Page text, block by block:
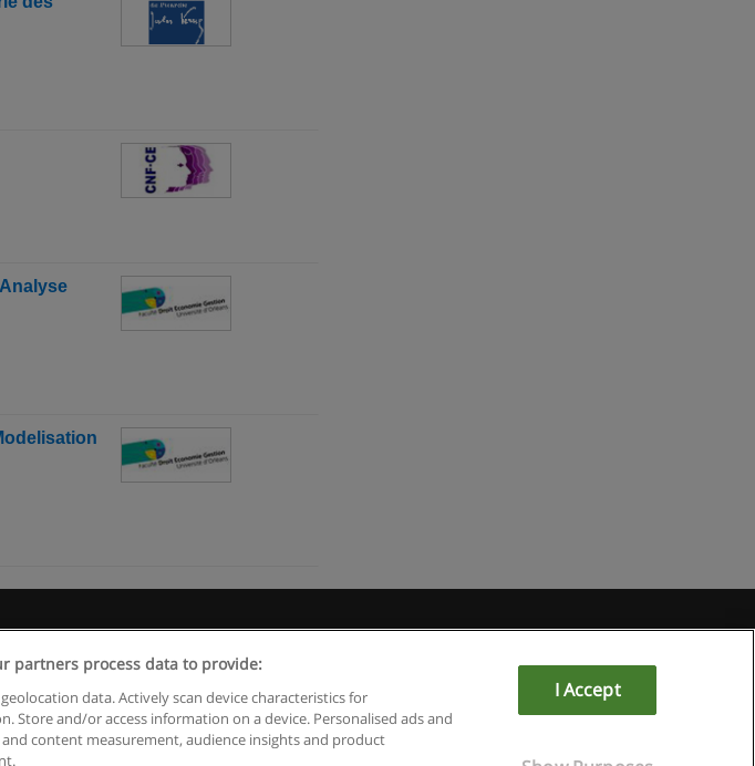
CIF : B-95610580: -www.educaedu.fr
partners process data to provide:
geolocation data. Actively scan device characteristics for
Store and/or access information on a device. Personalised ads and
content measurement, audience insights and product
I Accept